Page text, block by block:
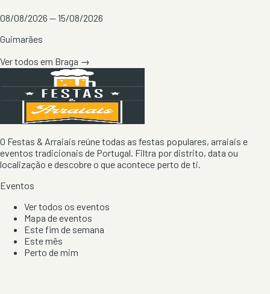
08/08/2026 — 15/08/2026
Guimarães
Ver todos em Braga →
O Festas & Arraiais reúne todas as festas populares, arraiais e
eventos tradicionais de Portugal. Filtra por distrito, data ou
localização e descobre o que acontece perto de ti.
Eventos
Ver todos os eventos
Mapa de eventos
Este fim de semana
Este mês
Perto de mim